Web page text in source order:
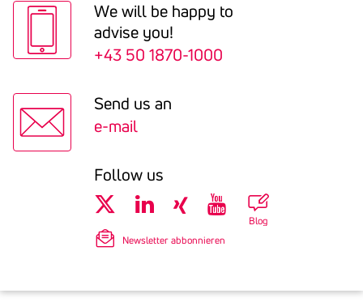
We will be happy to
advise you!
+43 50 1870-1000
Send us an
e-mail
Follow us
Blog
Newsletter abbonnieren